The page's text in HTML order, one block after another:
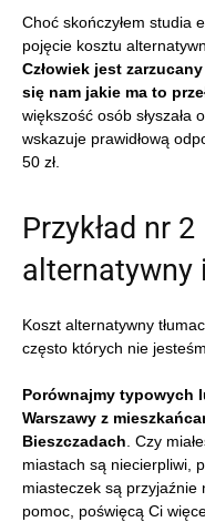
Choć skończyłem studia
pojęcie kosztu
Człowiek jest
się nam jakie ma to
większość osób
wskazuje prawidłową
50 zł.
Przykład nr
alternatywny
Koszt alternatywny
często których nie
Porównajmy typowych
Warszawy z
Bieszczadach . Czy
miastach są niecierpliwi,
miasteczek są
pomoc, poświęcą Ci